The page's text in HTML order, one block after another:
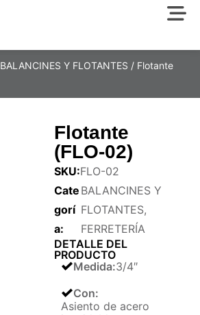
BALANCINES Y FLOTANTES / Flotante
Flotante
(FLO-02)
SKU:FLO-02
Cate
gorí
a:
BALANCINES Y
FLOTANTES,
FERRETERÍA
DETALLE DEL
PRODUCTO
Medida:3/4″
Con:
Asiento de acero